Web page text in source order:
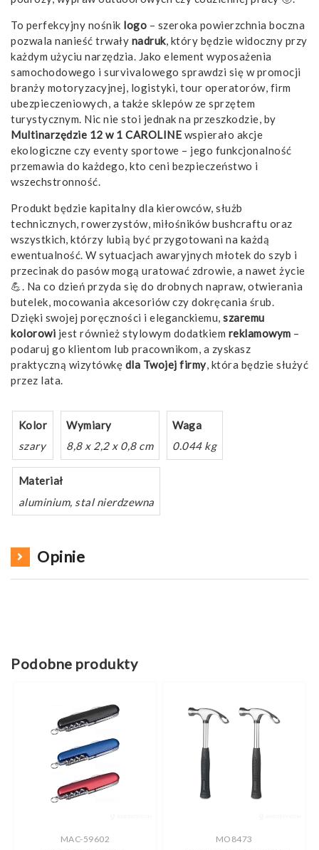
To perfekcyjny nośnik logo – szeroka powierzchnia boczna
pozwala nanieść trwały nadruk, który będzie widoczny przy
każdym użyciu narzędzia. Jako element wyposażenia
samochodowego i survivalowego sprawdzi się w promocji
branży motoryzacyjnej, logistyki, tour operatorów, firm
ubezpieczeniowych, a także sklepów ze sprzętem
turystycznym. Nic nie stoi jednak na przeszkodzie, by
Multinarzędzie 12 w 1 CAROLINE wspierało akcje
ekologiczne czy eventy sportowe – jego funkcjonalność
przemawia do każdego, kto ceni bezpieczeństwo i
wszechstronność.
Produkt będzie kapitalny dla kierowców, służb
technicznych, rowerzystów, miłośników bushcraftu oraz
wszystkich, którzy lubią być przygotowani na każdą
ewentualność. W sytuacjach awaryjnych młotek do szyb i
przecinak do pasów mogą uratować zdrowie, a nawet życie
💪. Na co dzień przyda się do drobnych napraw, otwierania
butelek, mocowania akcesoriów czy dokręcania śrub.
Dzięki swojej poręczności i eleganckiemu, szaremu
kolorowi jest również stylowym dodatkiem reklamowym –
podaruj go klientom lub pracownikom, a zyskasz
praktyczną wizytówkę dla Twojej firmy, która będzie służyć
przez lata.
Kolor
szary
Wymiary
8,8 x 2,2 x 0,8 cm
Waga
0.044 kg
Materiał
aluminium, stal nierdzewna
Opinie
Podobne produkty
MAC-59602 MO8473